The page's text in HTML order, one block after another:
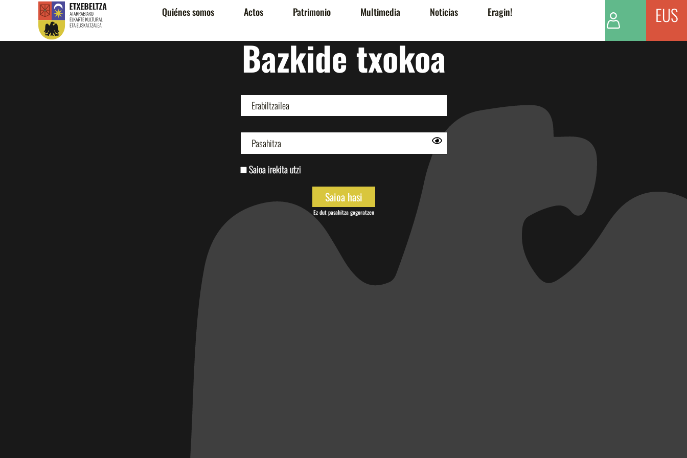
Quiénes somos Actos Patrimonio Multimedia Noticias Eragin! EUS
Bazkide txokoa
Saioa irekita utzi
Ez dut pasahitza gogoratzen